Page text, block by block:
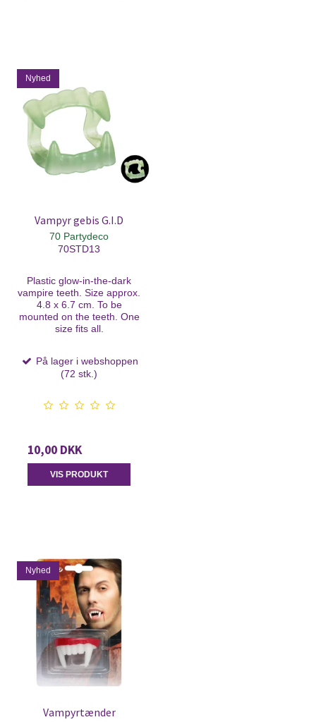
Nyhed
Vampyr gebis G.I.D
70 Partydeco
70STD13
Plastic glow-in-the-dark
vampire teeth. Size approx.
4.8 x 6.7 cm. To be
mounted on the teeth. One
size fits all.
På lager i webshoppen
(72 stk.)
10,00 DKK
VIS PRODUKT
Nyhed
Vampyrtænder